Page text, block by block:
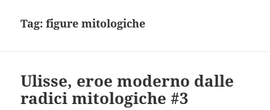
Tag:figure mitologiche
Ulisse, eroe moderno dalle
radici mitologiche #3